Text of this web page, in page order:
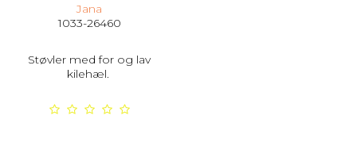
Jana
1033-26460
Støvler med for og lav
kilehæl.